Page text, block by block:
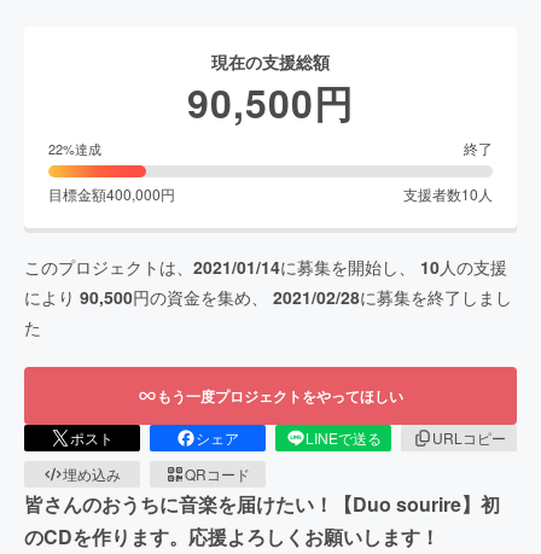
現在の支援総額
90,500円
22%達成 終了
目標金額400,000円 支援者数10 人
このプロジェクトは、 2021/01/14に募集を開始し、 10人の支援
により 90,500円の資金を集め、 2021/02/28に募集を終了しまし
た
もう一度プロジェクトをやってほしい
ポスト シェア LINEで送る
URLコピー
埋め込み
QRコード
皆さんのおうちに音楽を届けたい！【Duo sourire】初
のCDを作ります。応援よろしくお願いします！